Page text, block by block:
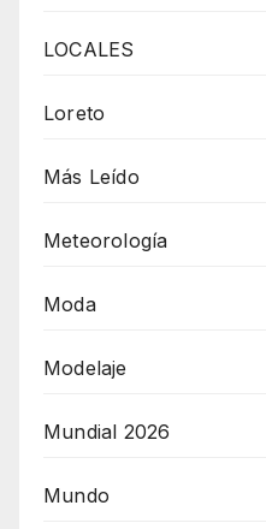
LOCALES
Loreto
Más Leído
Meteorología
Moda
Modelaje
Mundial 2026
Mundo